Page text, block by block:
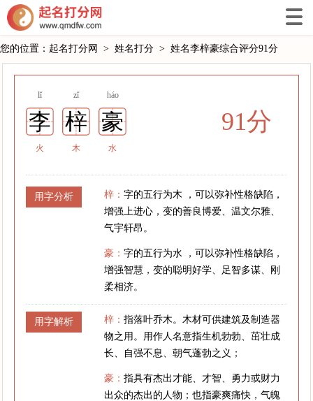
您的位置： 起名打分网 > 姓名打分 > 姓名李梓豪综合评分91分
lǐ zǐ háo
李 梓 豪
火 木 水
91分
用字分析 梓：字的五行为木 ，可以弥补性格缺陷，
增强上进心，变的善良博爱、温文尔雅、
气宇轩昂。
豪：字的五行为水 ，可以弥补性格缺陷，
增强智慧，变的聪明好学、足智多谋、刚
柔相济。
用字解析 梓：指落叶乔木。木材可供建筑及制造器
物之用。用作人名意指生机勃勃、茁壮成
长、自强不息、朝气蓬勃之义；
豪：指具有杰出才能、才智、勇力或财力
出众的杰出的人物；也指豪爽痛快，气魄